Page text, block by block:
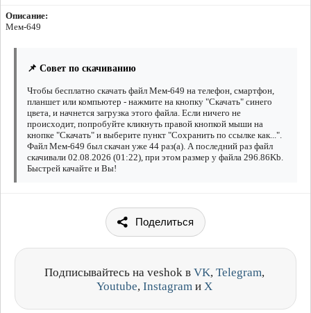
Описание:
Мем-649
📌 Совет по скачиванию
Чтобы бесплатно скачать файл Мем-649 на телефон, смартфон,
планшет или компьютер - нажмите на кнопку "Скачать" синего
цвета, и начнется загрузка этого файла. Если ничего не
происходит, попробуйте кликнуть правой кнопкой мыши на
кнопке "Скачать" и выберите пункт "Сохранить по ссылке как...".
Файл Мем-649 был скачан уже 44 раз(а). А последний раз файл
скачивали 02.08.2026 (01:22), при этом размер у файла 296.86Kb.
Быстрей качайте и Вы!
Поделиться
Подписывайтесь на veshok в VK, Telegram,
Youtube, Instagram и X